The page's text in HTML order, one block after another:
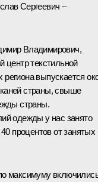
Сергеевич –
Владимирович,
центр текстильной
выпускается
страны, свыше
страны.
одежды у нас занято
процентов от занятых
максимуму